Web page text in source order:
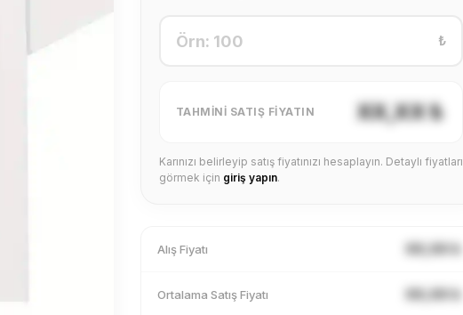
₺
TAHMINI SATIŞ FIYATIN XX,XX ₺
Karınızı belirleyip satış fiyatınızı hesaplayın. Detaylı fiyatları
görmek için giriş yapın.
Alış Fiyatı XX,XX ₺
Ortalama Satış Fiyatı XX,XX ₺